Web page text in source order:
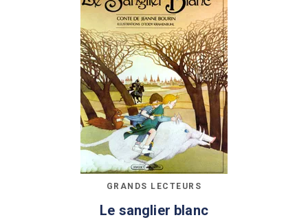
GRANDS LECTEURS
Le sanglier blanc